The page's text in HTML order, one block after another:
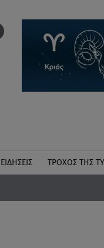
ΕΙΔΉΣΕΙΣ ΤΡΟΧΌΣ ΤΗΣ